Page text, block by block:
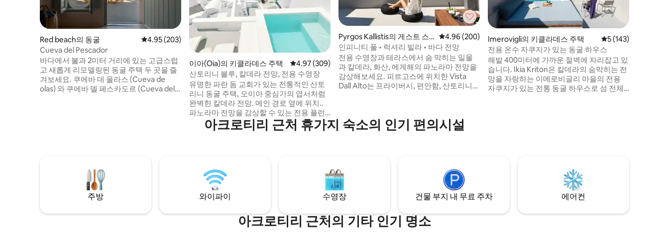
Red beach의 동굴 평점 4.95점(5점 만점), 후기 203개
4.95 (203)
Cueva del Pescador
바다에서 불과 2미터 거리에 있는 고급스럽
고 새롭게 리모델링된 동굴 주택 두 곳을 즐
겨보세요. 쿠에바 데 올라스 (Cueva de
olas) 와 쿠에바 델 페스카도르 (Cueva del
적인 인테리어와 탁월한 서비스를 친절하게
이아(Oia)의 키클라데스 주택 평점 4.97점(5점 만점), 후기 309개
4.97 (309)
산토리니 블루, 칼데라 전망, 전용 수영장
유명한 파란 돔 교회가 있는 전통적인 산토
리니 동굴 주택, 오이아 중심가의 엽서처럼
완벽한 칼데라 전망. 메인 경로 옆에 위치..
파노라마 전망을 감상할 수 있는 전용 플런
지 온수 수영장. 아일랜드 블루, 세레니티,
이터니티 옆. 모든 편의시설, 환영 바구니,
루, 시크릿 가든, 세일링 & 스카이 블루 팬데
믹 관련 취소에 유연합니다!
Pyrgos Kallistis의 게스트 스
위트
평점 4.96점(5점 만점), 후기 200개
4.96 (200)
인피니티 풀 • 럭셔리 빌라 • 바다 전망
전용 수영장과 테라스에서 숨 막히는 일몰
과 칼데라, 화산, 에게해의 파노라마 전망을
감상해보세요. 피르고스에 위치한 Vista
Dall Alto는 프라이버시, 편안함, 산토리니
실내외 생활 공간이 있습니다. 전용 수영장
에서 휴식을 취하고 일몰 전망을 감상하며
Imerovigli의 키클라데스 주택 평점 5점(5점 만점),
5 (143)
전용 온수 자쿠지가 있는 동굴 하우스
해발 400미터에 가까운 절벽에 자리잡고 있
습니다. Ikia Kriton은 칼데라의 숨막히는 전
망을 자랑하는 이메로비글리 마을의 전용
자쿠지가 있는 전통 동굴 하우스로 섬 전체
아크로티리 근처 휴가지 숙소의 인기 편의시설
주방 와이파이 수영장 건물 부지 내 무료 주차 에어컨
아크로티리 근처의 기타 인기 명소